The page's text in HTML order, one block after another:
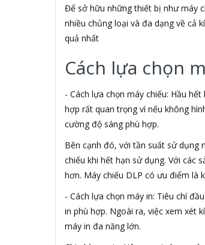
4D
5ASYSTEMS
7Gift Shop
A 100+
A Bonne
A & T
A4Tech
Aardvark
Abel
Abo
ACASIS
Acatel
Acbel
Accer
ACCESS
Để sở hữu những thiết bị như máy
nhiều chủng loại và đa dạng về cả
quả nhất
Cách lựa chọn
- Cách lựa chọn máy chiếu: Hầu
hợp rất quan trọng vì nếu không
cường độ sáng phù hợp.
Bên cạnh đó, với tần suất sử dụng
chiếu khi hết hạn sử dụng. Với các
hơn. Máy chiếu DLP có ưu điểm là
- Cách lựa chọn máy in: Tiêu chí
in phù hợp. Ngoài ra, việc xem xét
máy in đa năng lớn.